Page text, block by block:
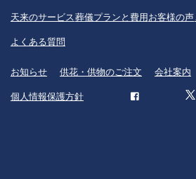
天来のサービス葬儀プランと費用お客様の声
よくある質問
お知らせ 供花・供物のご注文 会社案内
個人情報保護方針